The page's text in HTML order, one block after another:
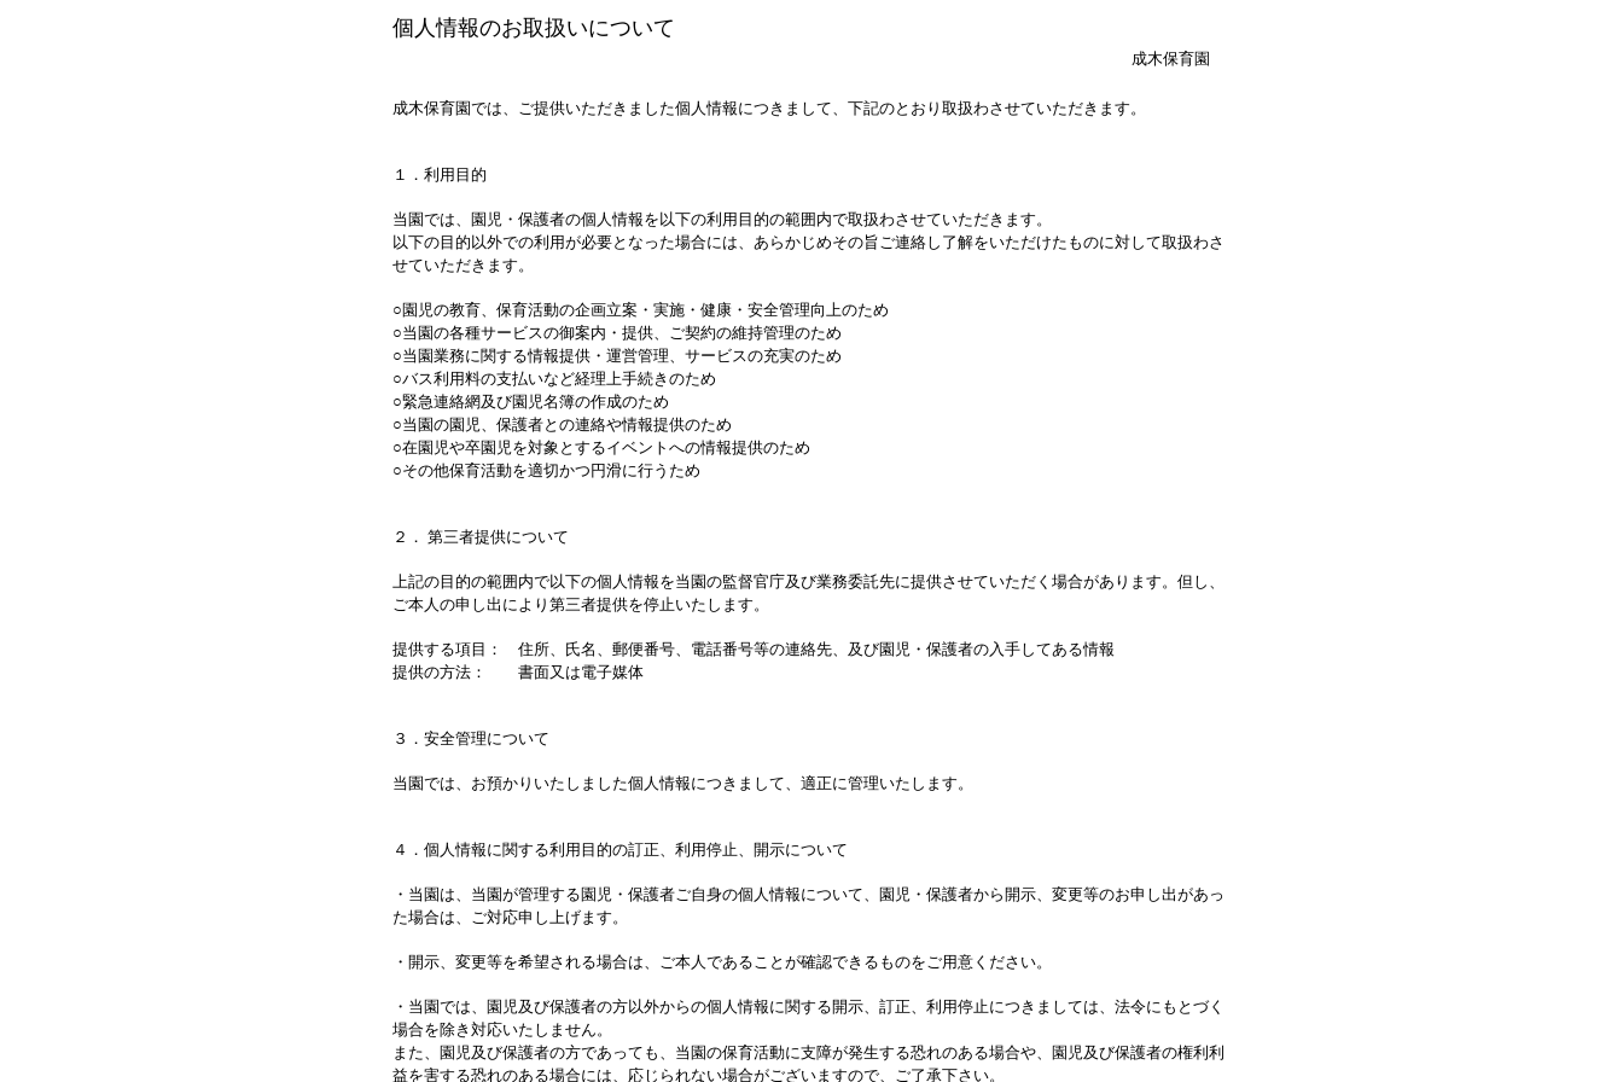
個人情報のお取扱いについて
成木保育園
成木保育園では、ご提供いただきました個人情報につきまして、下記のとおり取扱わさせていただきます。
１．利用目的
当園では、園児・保護者の個人情報を以下の利用目的の範囲内で取扱わさせていただきます。
以下の目的以外での利用が必要となった場合には、あらかじめその旨ご連絡し了解をいただけたものに対して取扱わさ
せていただきます。
○園児の教育、保育活動の企画立案・実施・健康・安全管理向上のため
○当園の各種サービスの御案内・提供、ご契約の維持管理のため
○当園業務に関する情報提供・運営管理、サービスの充実のため
○バス利用料の支払いなど経理上手続きのため
○緊急連絡網及び園児名簿の作成のため
○当園の園児、保護者との連絡や情報提供のため
○在園児や卒園児を対象とするイベントへの情報提供のため
○その他保育活動を適切かつ円滑に行うため
２． 第三者提供について
上記の目的の範囲内で以下の個人情報を当園の監督官庁及び業務委託先に提供させていただく場合があります。但し、
ご本人の申し出により第三者提供を停止いたします。
提供する項目： 住所、氏名、郵便番号、電話番号等の連絡先、及び園児・保護者の入手してある情報
提供の方法： 書面又は電子媒体
３．安全管理について
当園では、お預かりいたしました個人情報につきまして、適正に管理いたします。
４．個人情報に関する利用目的の訂正、利用停止、開示について
・当園は、当園が管理する園児・保護者ご自身の個人情報について、園児・保護者から開示、変更等のお申し出があっ
た場合は、ご対応申し上げます。
・開示、変更等を希望される場合は、ご本人であることが確認できるものをご用意ください。
・当園では、園児及び保護者の方以外からの個人情報に関する開示、訂正、利用停止につきましては、法令にもとづく
場合を除き対応いたしません。
また、園児及び保護者の方であっても、当園の保育活動に支障が発生する恐れのある場合や、園児及び保護者の権利利
益を害する恐れのある場合には、応じられない場合がございますので、ご了承下さい。